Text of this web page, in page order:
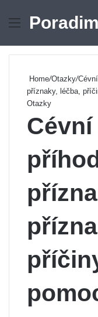
Menu
Home/Otazky/
příznaky, léčba,
Otazky